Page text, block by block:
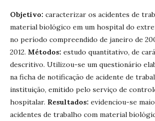
Objetivo: caracterizar os acidentes de
material biológico em um hospital do
no período compreendido de janeiro de
2012. Métodos: estudo quantitativo, de
descritivo. Utilizou-se um questionário
na ficha de notificação de acidente de
instituição, emitido pelo serviço de
hospitalar. Resultados: evidenciou-se
acidentes de trabalho com material